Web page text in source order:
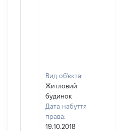
Вид об'єкта:
Житловий
будинок
Дата набуття
права:
19.10.2018